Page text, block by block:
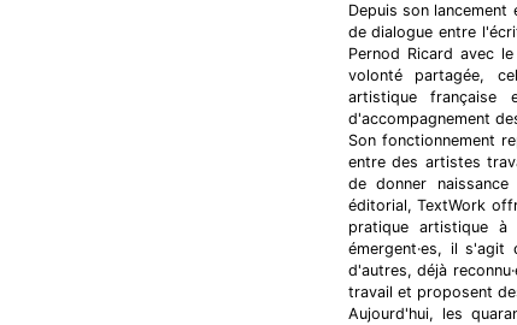
Depuis son
de dialogue entre
Pernod Ricard avec
volonté partagée,
artistique
d'accompagnement
Son fonctionnement
entre des artistes
de donner
éditorial, TextWork
pratique artistique
émergent·es, il
d'autres, déjà
travail et proposent
Aujourd'hui, les